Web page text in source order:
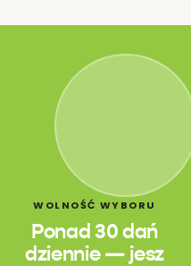
WOLNOŚĆ WYBORU
Ponad 30 dań
dziennie — jesz